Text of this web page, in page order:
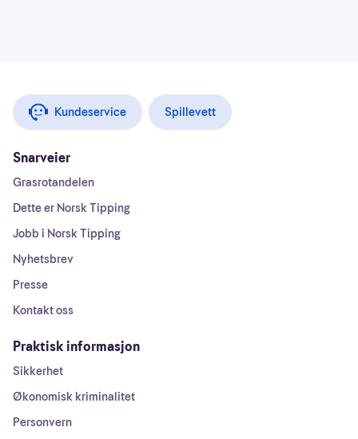
Kundeservice Spillevett
Snarveier
Grasrotandelen
Dette er Norsk Tipping
Jobb i Norsk Tipping
Nyhetsbrev
Presse
Kontakt oss
Praktisk informasjon
Sikkerhet
Økonomisk kriminalitet
Personvern